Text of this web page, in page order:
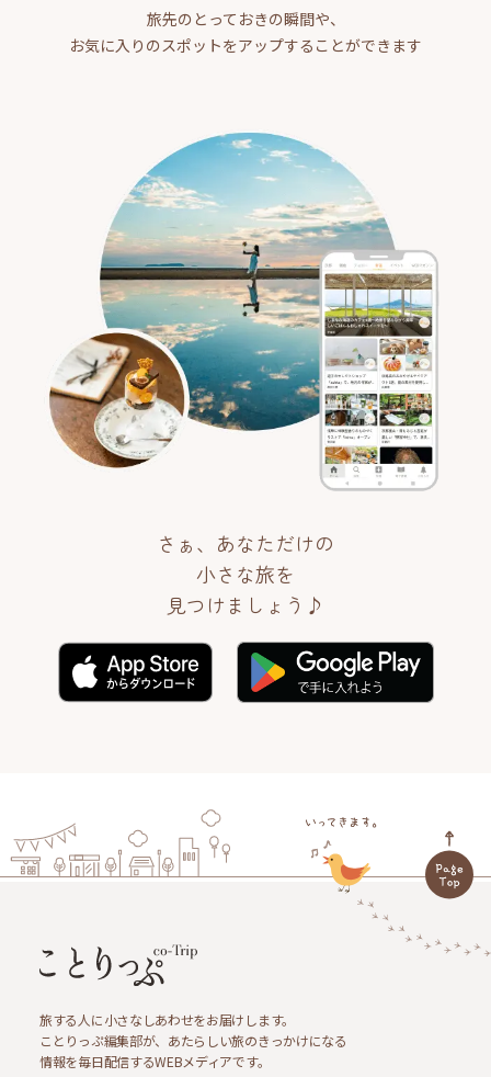
旅先のとっておきの瞬間や、
お気に入りのスポットをアップすることができます
さぁ、あなただけの
小さな旅を
見つけましょう♪
旅する人に小さなしあわせをお届けします。
ことりっぷ編集部が、あたらしい旅のきっかけになる
情報を毎日配信するWEBメディアです。